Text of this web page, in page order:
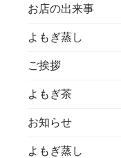
お店の出来事
よもぎ蒸し
ご挨拶
よもぎ茶
お知らせ
よもぎ蒸し